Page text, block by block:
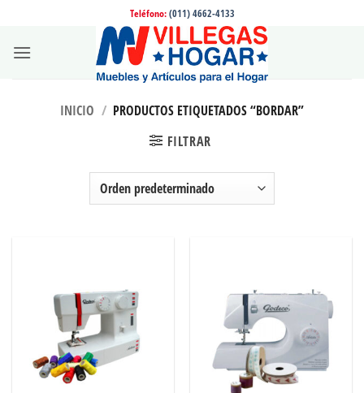
contenido
Teléfono: (011) 4662-4133
INICIO / PRODUCTOS ETIQUETADOS “BORDAR”
FILTRAR